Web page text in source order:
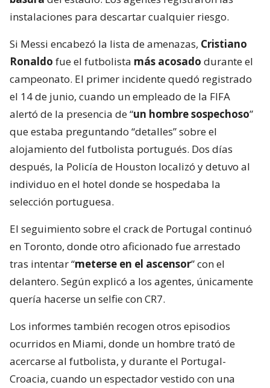
instalaciones para descartar cualquier riesgo.
Si Messi encabezó la lista de amenazas, Cristiano
Ronaldo fue el futbolista más acosado durante el
campeonato. El primer incidente quedó registrado
el 14 de junio, cuando un empleado de la FIFA
alertó de la presencia de “un hombre sospechoso”
que estaba preguntando “detalles” sobre el
alojamiento del futbolista portugués. Dos días
después, la Policía de Houston localizó y detuvo al
individuo en el hotel donde se hospedaba la
selección portuguesa.
El seguimiento sobre el crack de Portugal continuó
en Toronto, donde otro aficionado fue arrestado
tras intentar “meterse en el ascensor” con el
delantero. Según explicó a los agentes, únicamente
quería hacerse un selfie con CR7.
Los informes también recogen otros episodios
ocurridos en Miami, donde un hombre trató de
acercarse al futbolista, y durante el Portugal-
Croacia, cuando un espectador vestido con una